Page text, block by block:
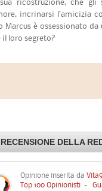
incrinarsi l’amicizia
Marcus è ossessionato
il loro segreto?
RECENSIONE DELLA
Opinione inserita da
Top 100 Opinionisti -